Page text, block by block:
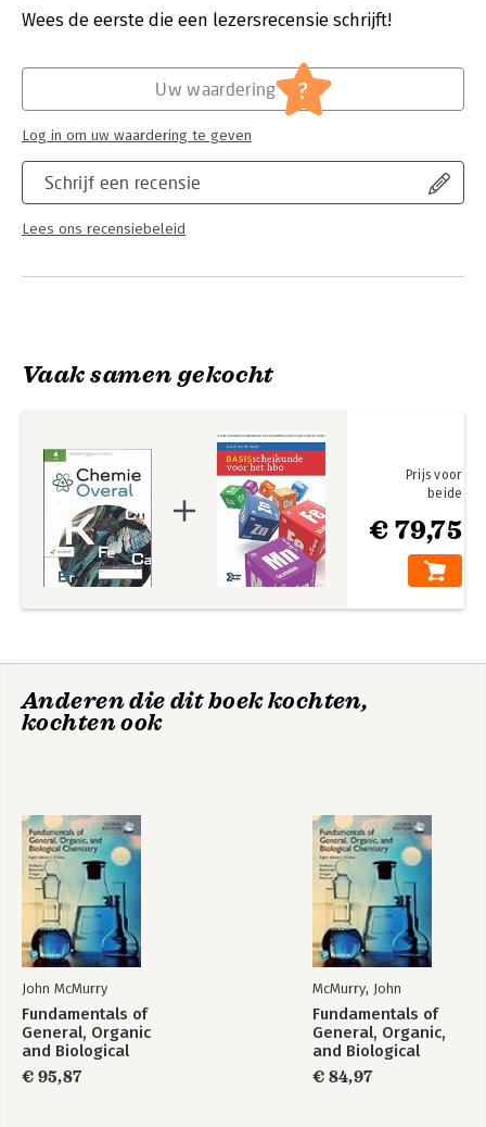
Wees de eerste die een lezersrecensie schrijft!
Schrijf een recensie
Lees ons recensiebeleid
Uw waardering ?
Log in om uw waardering te geven
Vaak samen gekocht
€ 79,75
Prijs voor
beide
Anderen die dit boek kochten,
kochten ook
John McMurry
Fundamentals of
General, Organic
and Biological
Chemistry in SI
Units
€ 95,87
McMurry, John
Fundamentals of
General, Organic,
and Biological
Chemistry w
€ 84,97